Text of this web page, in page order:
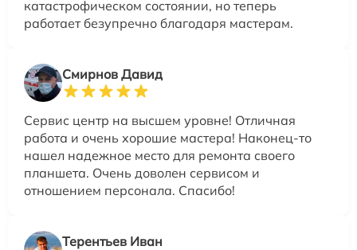
катастрофическом состоянии, но теперь
работает безупречно благодаря мастерам.
Смирнов Давид
Сервис центр на высшем уровне! Отличная
работа и очень хорошие мастера! Наконец-то
нашел надежное место для ремонта своего
планшета. Очень доволен сервисом и
отношением персонала. Спасибо!
Терентьев Иван